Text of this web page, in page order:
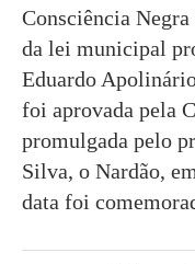
Consciência Negra
da lei municipal
Eduardo
foi aprovada pela
promulgada pelo
Silva, o Nardão,
data foi